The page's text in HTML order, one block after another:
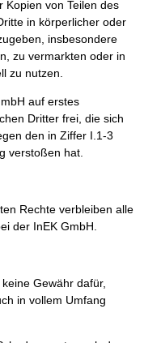
Kopien von Teilen des
in körperlicher oder
insbesondere
zu vermarkten oder in
zu nutzen.
auf erstes
Dritter frei, die sich
den in Ziffer I.1-3
verstoßen hat.
Rechte verbleiben alle
der InEK GmbH.
Gewähr dafür,
in vollem Umfang